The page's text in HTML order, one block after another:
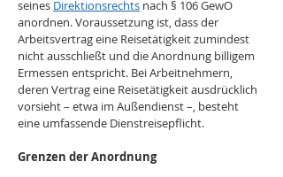
seines Direktionsrechts nach § 106 GewO
anordnen. Voraussetzung ist, dass der
Arbeitsvertrag eine Reisetätigkeit zumindest
nicht ausschließt und die Anordnung billigem
Ermessen entspricht. Bei Arbeitnehmern,
deren Vertrag eine Reisetätigkeit ausdrücklich
vorsieht – etwa im Außendienst –, besteht
eine umfassende Dienstreisepflicht.
Grenzen der Anordnung